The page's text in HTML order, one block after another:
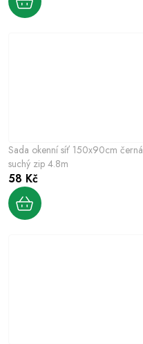
Sada okenní síť 150x90cm černá
suchý zip 4.8m
58 Kč